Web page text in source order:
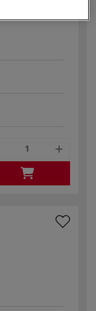
+